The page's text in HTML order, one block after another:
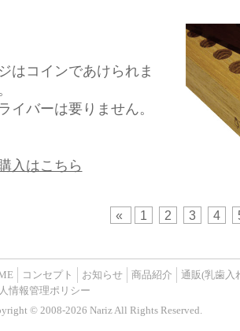
はコインであけられま
ライバーは要りません。
入はこちら
« 1 2 3 4
コンセプト お知らせ 商品紹介
通販(乳歯入
情報管理ポリシー
© 2008-2026 Nariz All Rights Reserved.